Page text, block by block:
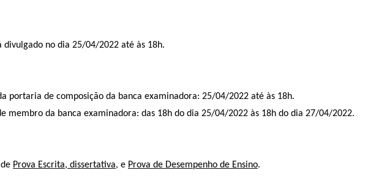
divulgado no dia 25/04/2022 até às 18h.
portaria de composição da banca examinadora: 25/04/2022 até às 18h.
membro da banca examinadora: das 18h do dia 25/04/2022 às 18h do dia 27/04/2022.
Prova Escrita, dissertativa, e Prova de Desempenho de Ensino.